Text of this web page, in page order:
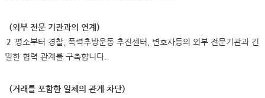
（외부 전문 기관과의 연계）
２ 평소부터 경찰, 폭력추방운동 추진센터, 변호사등의 외부 전문기관과 긴
밀한 협력 관계를 구축합니다.
（거래를 포함한 일체의 관계 차단）